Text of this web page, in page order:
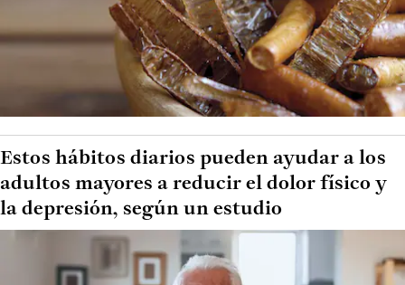
Estos hábitos diarios pueden ayudar a los
adultos mayores a reducir el dolor físico y
la depresión, según un estudio